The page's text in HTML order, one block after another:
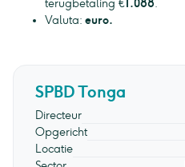
terugbetaling € 1.088.
Valuta: euro.
SPBD Tonga
Directeur
Opgericht
Locatie